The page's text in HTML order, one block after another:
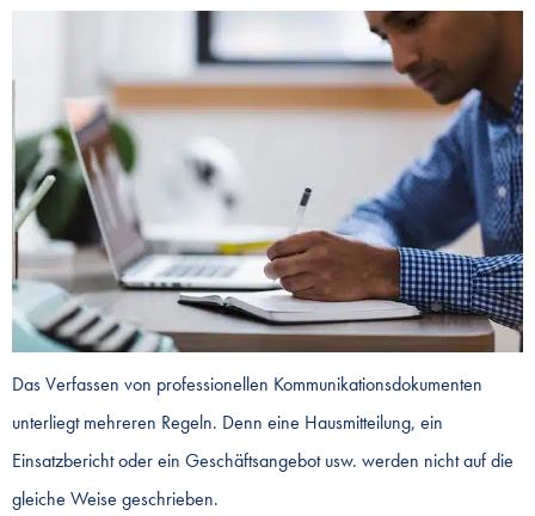
Das Verfassen von professionellen Kommunikationsdokumenten
unterliegt mehreren Regeln. Denn eine Hausmitteilung, ein
Einsatzbericht oder ein Geschäftsangebot usw. werden nicht auf die
gleiche Weise geschrieben.